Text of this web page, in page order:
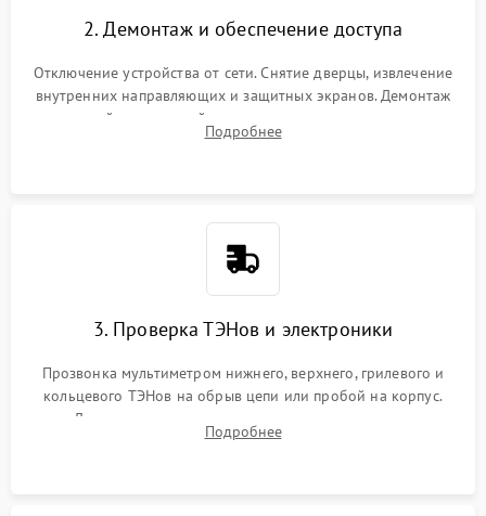
2. Демонтаж и обеспечение доступа
Отключение устройства от сети. Снятие дверцы, извлечение
внутренних направляющих и защитных экранов. Демонтаж
задней или верхней панели для прямого доступа к
нагревательным элементам, плате и вентиляторам.
Подробнее
3. Проверка ТЭНов и электроники
Прозвонка мультиметром нижнего, верхнего, грилевого и
кольцевого ТЭНов на обрыв цепи или пробой на корпус.
Диагностика термостата, датчиков температуры,
переключателя режимов и мотора конвекции.
Подробнее